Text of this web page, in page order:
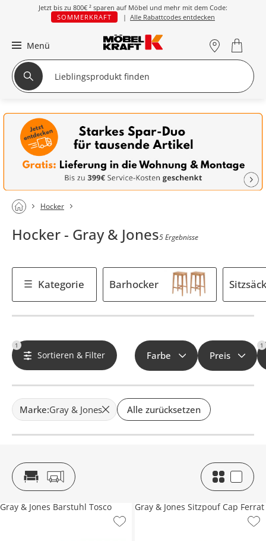
Jetzt bis zu 800€ ² sparen auf Möbel und mehr mit dem Code:
SOMMERKRAFT
| Alle Rabattcodes entdecken
Menü
Hocker
Hocker - Gray & Jones5 Ergebnisse
Kategorie Barhocker
1
Sortieren & Filter Farbe Preis
1
Marke:Gray & Jones Alle zurücksetzen
Gray & Jones Barstuhl Tosco Gray & Jones Sitzpouf Cap Ferrat